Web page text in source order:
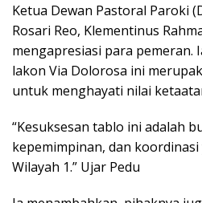
Ketua Dewan Pastoral Paroki
Rosari Reo, Klementinus
mengapresiasi para pemeran.
lakon Via Dolorosa ini
untuk menghayati nilai
“Kesuksesan tablo ini adalah
kepemimpinan, dan
Wilayah 1.” Ujar Pedu